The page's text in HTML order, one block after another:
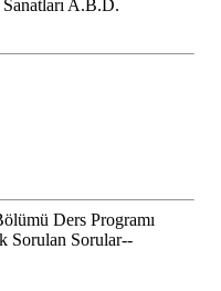
A.B.D.
Ders Programı
Sorulan Sorular--